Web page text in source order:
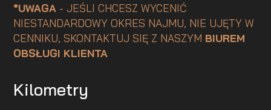
*UWAGA - JEŚLI CHCESZ WYCENIĆ
NIESTANDARDOWY OKRES NAJMU, NIE UJĘTY W
CENNIKU, SKONTAKTUJ SIĘ Z NASZYM BIUREM
OBSŁUGI KLIENTA
Kilometry